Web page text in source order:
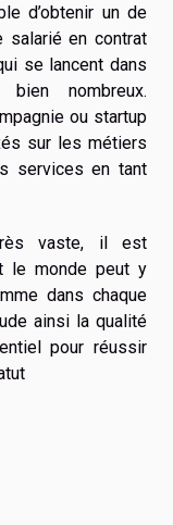
d’obtenir un de
en contrat
se lancent dans
bien nombreux.
ou startup
sur les métiers
services en tant
vaste, il est
le monde peut y
dans chaque
ainsi la qualité
pour réussir